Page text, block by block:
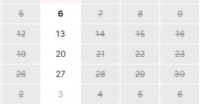
5 6 7 8
9
12 13 14 15
16
19 20 21 22
23
26 27 28 29
30
2 3 4 5 6